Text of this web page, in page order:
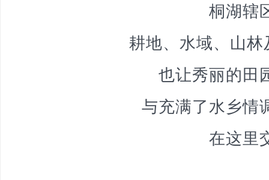
桐湖辖
耕地、水域、山林
也让秀丽的田
与充满了水乡情
在这里